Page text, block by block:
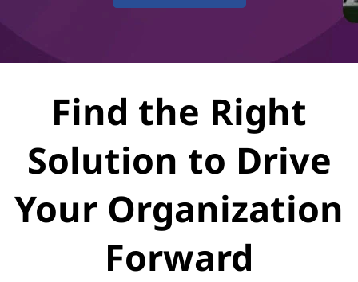
Find the Right
Solution to Drive
Your Organization
Forward